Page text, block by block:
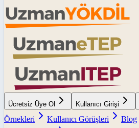
Ücretsiz Üye Ol Kullanıcı Girişi
Örnekleri
Kullanıcı Görüşleri Blog